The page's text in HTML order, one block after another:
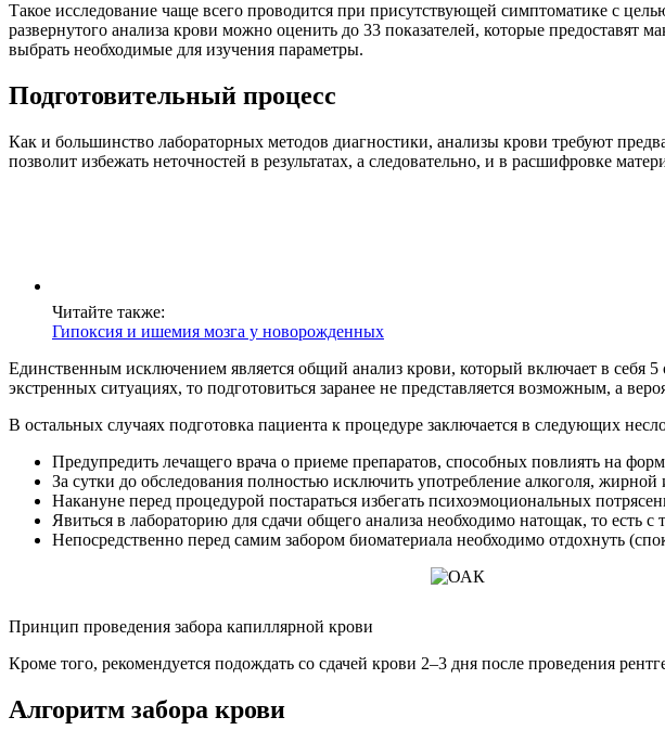
Такое исследование чаще всего проводится при присутствующей симптоматике с
развернутого анализа крови можно оценить до 33 показателей, которые
выбрать необходимые для изучения параметры.
Подготовительный процесс
Как и большинство лабораторных методов диагностики, анализы крови требуют
позволит избежать неточностей в результатах, а следовательно, и в расшифровке
Читайте также:
Гипоксия и ишемия мозга у новорожденных
Единственным исключением является общий анализ крови, который включает в
экстренных ситуациях, то подготовиться заранее не представляется возможным, а
В остальных случаях подготовка пациента к процедуре заключается в следующих
Предупредить лечащего врача о приеме препаратов, способных повлиять на
За сутки до обследования полностью исключить употребление алкоголя,
Накануне перед процедурой постараться избегать психоэмоциональных
Явиться в лабораторию для сдачи общего анализа необходимо натощак, то
Непосредственно перед самим забором биоматериала необходимо отдохнуть
Принцип проведения забора капиллярной крови
Кроме того, рекомендуется подождать со сдачей крови 2–3 дня после проведения
Алгоритм забора крови